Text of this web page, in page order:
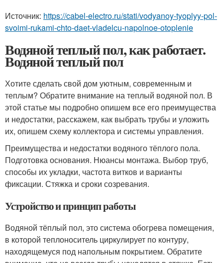
Источник: https://cabel-electro.ru/stati/vodyanoy-tyoplyy-pol-
svoimi-rukami-chto-daet-vladelcu-napolnoe-otoplenie
Водяной теплый пол, как работает.
Водяной теплый пол
Хотите сделать свой дом уютным, современным и
теплым? Обратите внимание на теплый водяной пол. В
этой статье мы подробно опишем все его преимущества
и недостатки, расскажем, как выбрать трубы и уложить
их, опишем схему коллектора и системы управления.
Преимущества и недостатки водяного тёплого пола.
Подготовка основания. Нюансы монтажа. Выбор труб,
способы их укладки, частота витков и варианты
фиксации. Стяжка и сроки созревания.
Устройство и принцип работы
Водяной тёплый пол, это система обогрева помещения,
в которой теплоноситель циркулирует по контуру,
находящемуся под напольным покрытием. Обратите